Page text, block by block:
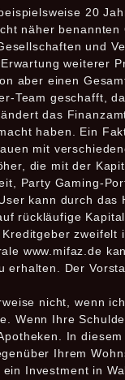
20
näher
und
weiterer
aber einen
Team geschafft,
das
haben. Ein
mit
die mit der
Party Gaming-
kann durch
rückläufige
www.mifaz.de
erhalten. Der
nicht, wenn
Wenn Ihre
In
Ihrem
Investment in